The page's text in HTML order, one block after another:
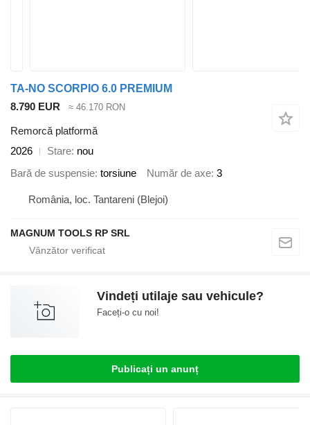
TA-NO SCORPIO 6.0 PREMIUM
8.790 EUR
≈ 46.170 RON
Remorcă platformă
2026
Stare nou
Bară de suspensie torsiune Număr de axe 3
România, loc. Tantareni (Blejoi)
MAGNUM TOOLS RP SRL
Vindeți utilaje sau vehicule?
Faceți-o cu noi!
Publicați un anunț